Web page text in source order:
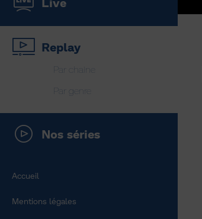
Replay
Par chaine
Par genre
Nos séries
Accueil
Mentions légales